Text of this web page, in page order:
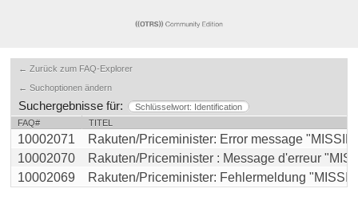
← Zurück zum FAQ-Explorer
← Suchoptionen ändern
Suchergebnisse für:
Schlüsselwort: Identification
FAQ#
TITEL
10002071
Rakuten/Priceminister: Error message
10002070
Rakuten/Priceminister : Message d'erreur
10002069
Rakuten/Priceminister: Fehlermeldung